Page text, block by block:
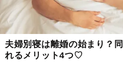
夫婦別寝は離婚の始まり？
れるメリット4つ♡